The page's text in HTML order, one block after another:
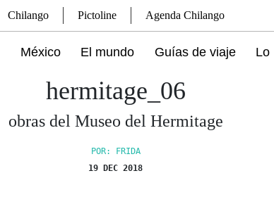
Chilango Pictoline Agenda Chilango
México El mundo Guías de viaje Lo
hermitage_06
obras del Museo del Hermitage
POR: FRIDA
19 DEC 2018